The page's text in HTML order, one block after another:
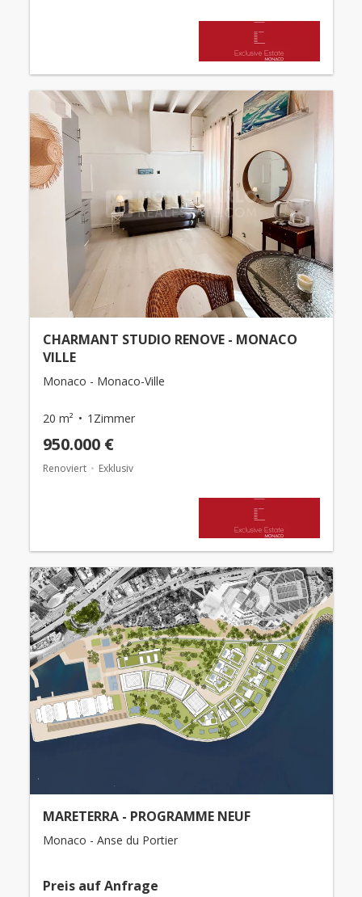
CHARMANT STUDIO RENOVE - MONACO
VILLE
Monaco - Monaco-Ville
20 m² 1Zimmer
950.000 €
Renoviert Exklusiv
MARETERRA - PROGRAMME NEUF
Monaco - Anse du Portier
Preis auf Anfrage